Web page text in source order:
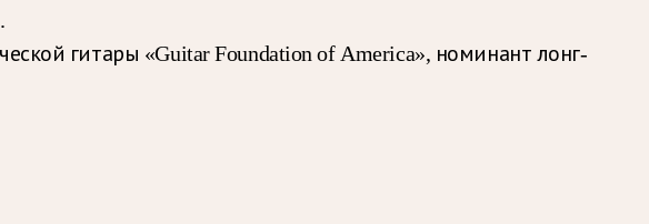
гитары «Guitar Foundation of America», номинант лонг-